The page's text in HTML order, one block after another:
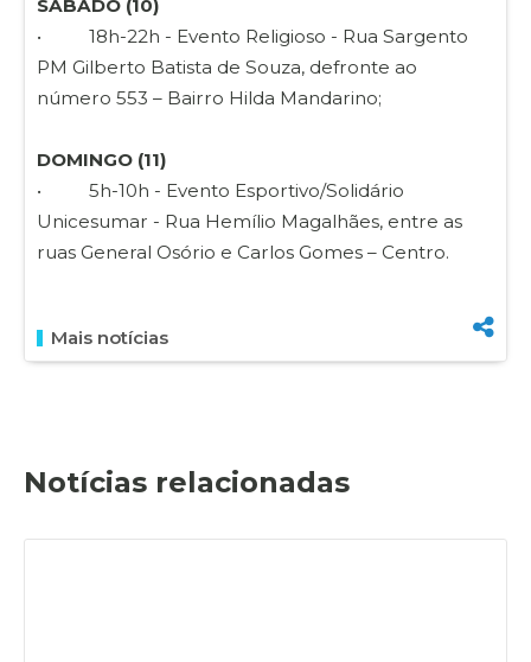
SÁBADO (10)
• 18h-22h - Evento Religioso - Rua Sargento
PM Gilberto Batista de Souza, defronte ao
número 553 – Bairro Hilda Mandarino;
DOMINGO (11)
• 5h-10h - Evento Esportivo/Solidário
Unicesumar - Rua Hemílio Magalhães, entre as
ruas General Osório e Carlos Gomes – Centro.
Mais notícias
Notícias relacionadas